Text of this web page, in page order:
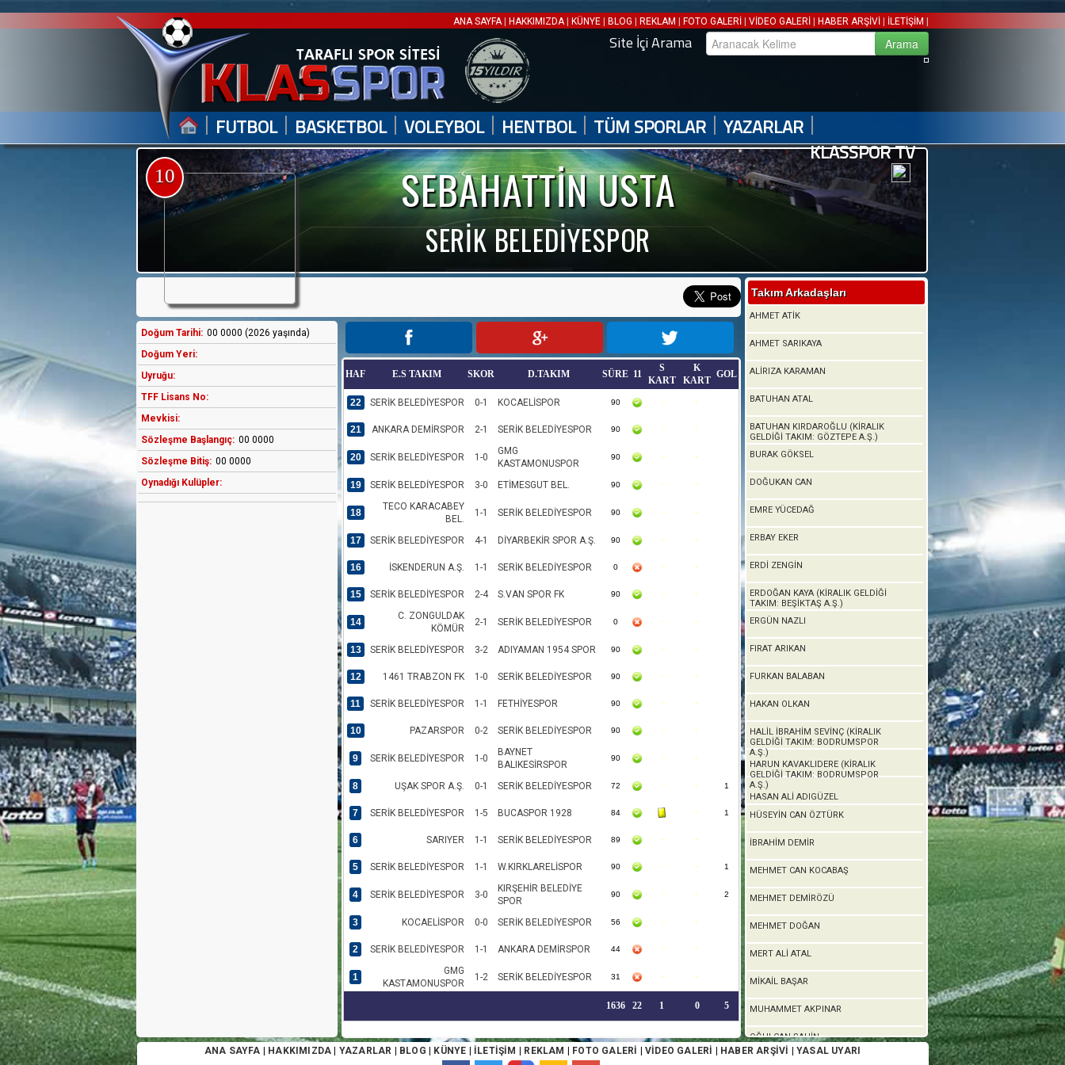
ANA SAYFA| HAKKIMIZDA| KÜNYE | BLOG | REKLAM | FOTO GALERİ | VİDEO GALERİ | HABER ARŞİVİ | İLETİŞİM |
Site İçi Arama
| FUTBOL | BASKETBOL | VOLEYBOL | HENTBOL | TÜM SPORLAR | YAZARLAR |
KLASSPOR TV
SEBAHATTİN USTA
SERİK BELEDİYESPOR
10
Doğum Tarihi: 00 0000 (2026 yaşında)
Doğum Yeri:
Uyruğu:
TFF Lisans No:
Mevkisi:
Sözleşme Başlangıç: 00 0000
Sözleşme Bitiş: 00 0000
Oynadığı Kulüpler:
HAF E.S TAKIM SKOR D.TAKIM SÜRE 11
S
KART
K
KART
GOL
22 SERİK BELEDİYESPOR 0-1 KOCAELİSPOR 90
21 ANKARA DEMİRSPOR 2-1 SERİK BELEDİYESPOR 90
20 SERİK BELEDİYESPOR 1-0
GMG
KASTAMONUSPOR
90
19 SERİK BELEDİYESPOR 3-0 ETİMESGUT BEL. 90
18
TECO KARACABEY
BEL.
1-1 SERİK BELEDİYESPOR 90
17 SERİK BELEDİYESPOR 4-1 DİYARBEKİR SPOR A.Ş. 90
16 İSKENDERUN A.Ş. 1-1 SERİK BELEDİYESPOR 0
15 SERİK BELEDİYESPOR 2-4 S.VAN SPOR FK 90
14
C. ZONGULDAK
KÖMÜR
2-1 SERİK BELEDİYESPOR 0
13 SERİK BELEDİYESPOR 3-2 ADIYAMAN 1954 SPOR 90
12 1461 TRABZON FK 1-0 SERİK BELEDİYESPOR 90
11 SERİK BELEDİYESPOR 1-1 FETHİYESPOR 90
10 PAZARSPOR 0-2 SERİK BELEDİYESPOR 90
9 SERİK BELEDİYESPOR 1-0
BAYNET
BALIKESİRSPOR
90
8 UŞAK SPOR A.Ş. 0-1 SERİK BELEDİYESPOR 72 1
7 SERİK BELEDİYESPOR 1-5 BUCASPOR 1928 84 1
6 SARIYER 1-1 SERİK BELEDİYESPOR 89
5 SERİK BELEDİYESPOR 1-1 W.KIRKLARELİSPOR 90 1
4 SERİK BELEDİYESPOR 3-0
KIRŞEHİR BELEDİYE
SPOR
90 2
3 KOCAELİSPOR 0-0 SERİK BELEDİYESPOR 56
2 SERİK BELEDİYESPOR 1-1 ANKARA DEMİRSPOR 44
1
GMG
KASTAMONUSPOR
1-2 SERİK BELEDİYESPOR 31
1636 22 1 0 5
Takım Arkadaşları
AHMET ATİK
AHMET SARIKAYA
ALİRIZA KARAMAN
BATUHAN ATAL
BATUHAN KIRDAROĞLU (KİRALIK
GELDİĞİ TAKIM: GÖZTEPE A.Ş.)
BURAK GÖKSEL
DOĞUKAN CAN
EMRE YÜCEDAĞ
ERBAY EKER
ERDİ ZENGİN
ERDOĞAN KAYA (KİRALIK GELDİĞİ
TAKIM: BEŞİKTAŞ A.Ş.)
ERGÜN NAZLI
FIRAT ARIKAN
FURKAN BALABAN
HAKAN OLKAN
HALİL İBRAHİM SEVİNÇ (KİRALIK
GELDİĞİ TAKIM: BODRUMSPOR
A.Ş.)
HARUN KAVAKLIDERE (KİRALIK
GELDİĞİ TAKIM: BODRUMSPOR
A.Ş.)
HASAN ALİ ADIGÜZEL
HÜSEYİN CAN ÖZTÜRK
İBRAHİM DEMİR
MEHMET CAN KOCABAŞ
MEHMET DEMİRÖZÜ
MEHMET DOĞAN
MERT ALİ ATAL
MİKAİL BAŞAR
MUHAMMET AKPINAR
OĞULCAN ŞAHİN
ANA SAYFA HAKKIMIZDA YAZARLAR BLOG KÜNYE İLETİŞİM REKLAM FOTO GALERİ VİDEO GALERİ HABER ARŞİVİ YASAL UYARI